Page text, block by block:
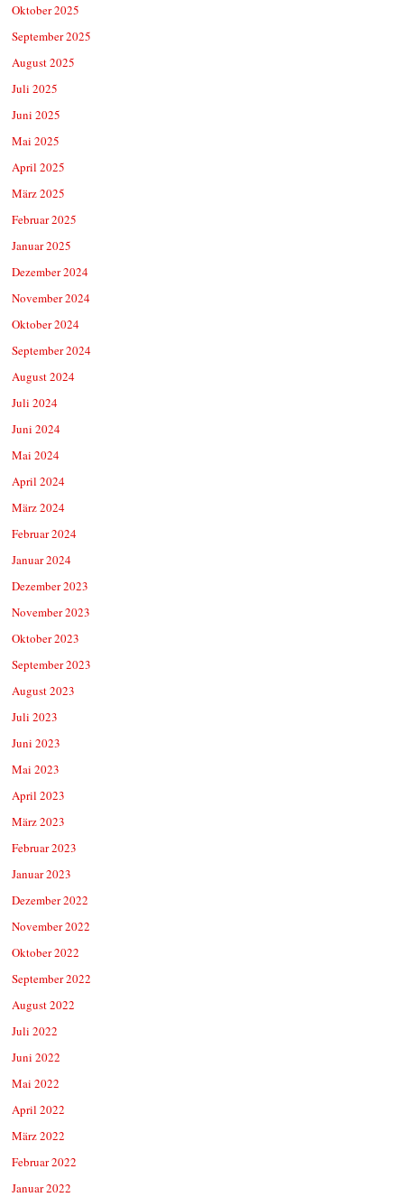
Oktober 2025
September 2025
August 2025
Juli 2025
Juni 2025
Mai 2025
April 2025
März 2025
Februar 2025
Januar 2025
Dezember 2024
November 2024
Oktober 2024
September 2024
August 2024
Juli 2024
Juni 2024
Mai 2024
April 2024
März 2024
Februar 2024
Januar 2024
Dezember 2023
November 2023
Oktober 2023
September 2023
August 2023
Juli 2023
Juni 2023
Mai 2023
April 2023
März 2023
Februar 2023
Januar 2023
Dezember 2022
November 2022
Oktober 2022
September 2022
August 2022
Juli 2022
Juni 2022
Mai 2022
April 2022
März 2022
Februar 2022
Januar 2022